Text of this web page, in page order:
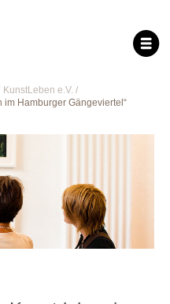
KunstLeben e.V.
Hamburger Gängeviertel“